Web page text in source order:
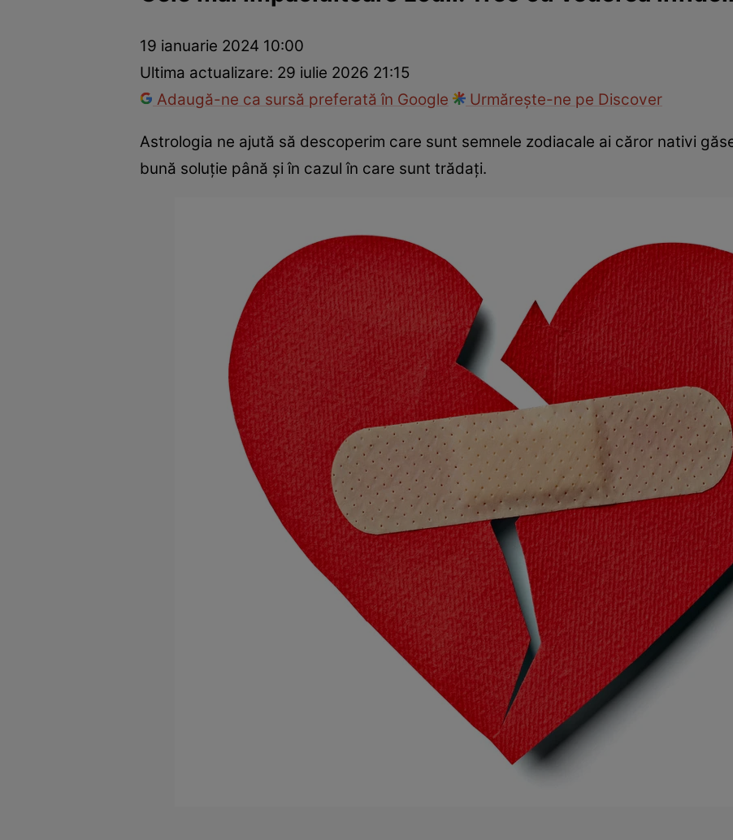
Dragoste și SexEvenimente
19 ianuarie 2024 10:00
Ultima actualizare: 29 iulie 2026 21:15
Adaugă-ne ca sursă preferată în Google
Urmărește-ne pe Discover
Astrologia ne ajută să descoperim care sunt semnele zodiacale ai căror nativi
bună soluţie până şi în cazul în care sunt trădaţi.